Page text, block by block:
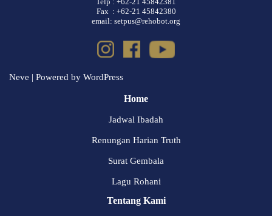
Fax : +62-21 45842380
email: setpus@rehobot.org
Neve | Powered by WordPress
Home
Jadwal Ibadah
Renungan Harian Truth
Surat Gembala
Lagu Rohani
Tentang Kami